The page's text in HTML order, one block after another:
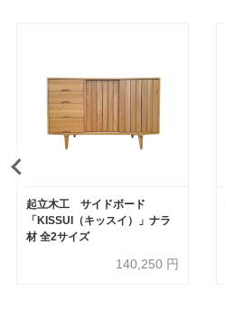
起立木工 サイドボード
「KISSUI（キッスイ）」ナラ
材 全2サイズ
140,250 円